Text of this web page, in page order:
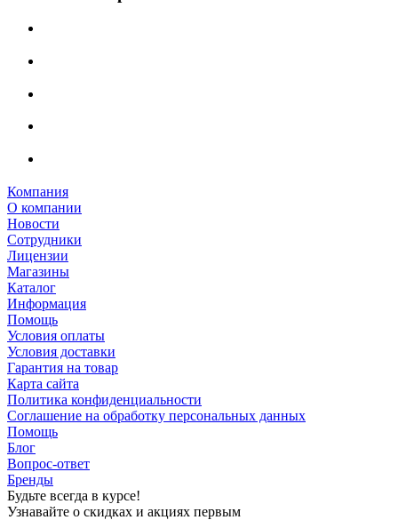
Компания
О компании
Новости
Сотрудники
Лицензии
Магазины
Каталог
Информация
Помощь
Условия оплаты
Условия доставки
Гарантия на товар
Карта сайта
Политика конфиденциальности
Соглашение на обработку персональных данных
Помощь
Блог
Вопрос-ответ
Бренды
Будьте всегда в курсе!
Узнавайте о скидках и акциях первым